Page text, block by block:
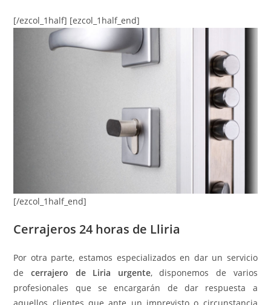
[/ezcol_1half] [ezcol_1half_end]
[/ezcol_1half_end]
Cerrajeros 24 horas de Lliria
Por otra parte, estamos especializados en dar un servicio
decerrajero de Liria urgente, disponemos de varios
profesionales que se encargarán de dar respuesta a